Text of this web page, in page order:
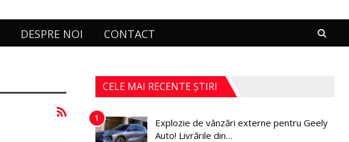
DESPRE NOI CONTACT
CELE MAI RECENTE ȘTIRI
1
Explozie de vânzări externe pentru Geely
Auto! Livrările din…